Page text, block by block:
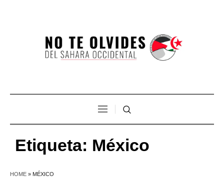
Etiqueta: México
HOME » MÉXICO